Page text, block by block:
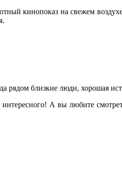
кинопоказ на свежем
рядом близкие люди, хорошая
А вы любите